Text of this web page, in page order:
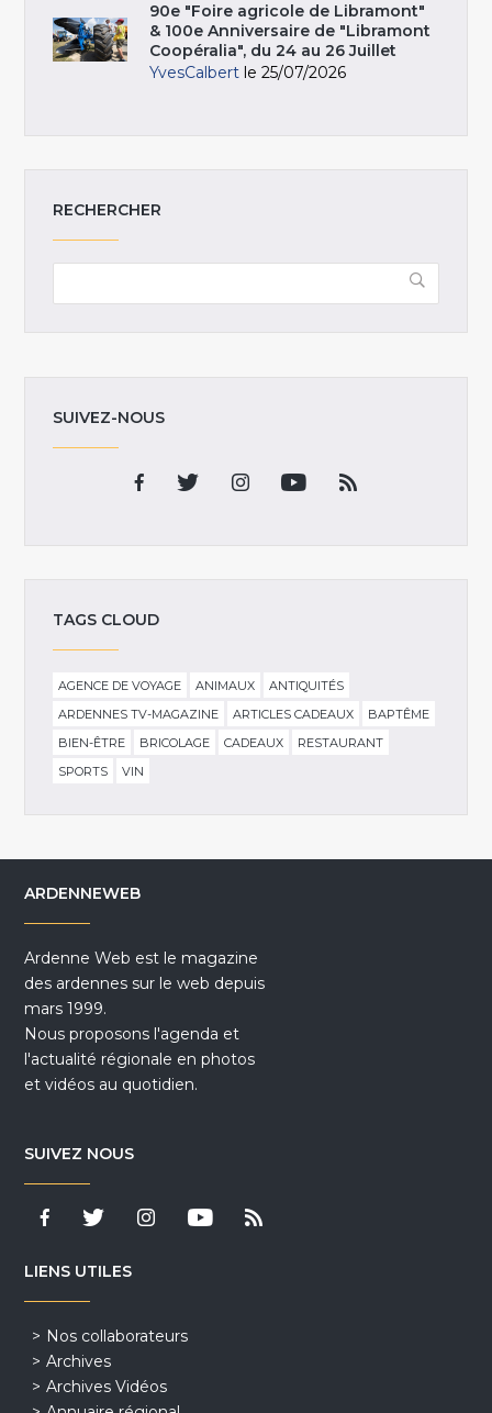
90e "Foire agricole de Libramont"
& 100e Anniversaire de "Libramont
Coopéralia", du 24 au 26 Juillet
YvesCalbert le 25/07/2026
RECHERCHER
SUIVEZ-NOUS
TAGS CLOUD
AGENCE DE VOYAGE ANIMAUX
ANTIQUITÉS
ARDENNES TV-MAGAZINE
ARTICLES CADEAUX
BAPTÊME
BIEN-ÊTRE
BRICOLAGE CADEAUX
RESTAURANT
SPORTS
VIN
ARDENNEWEB
Ardenne Web est le magazine
des ardennes sur le web depuis
mars 1999.
Nous proposons l'agenda et
l'actualité régionale en photos
et vidéos au quotidien.
SUIVEZ NOUS
LIENS UTILES
Nos collaborateurs
Archives
Archives Vidéos